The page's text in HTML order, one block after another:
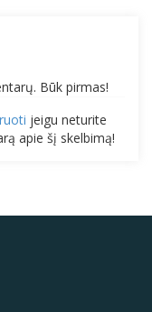
Būk pirmas!
jeigu neturite
apie šį skelbimą!